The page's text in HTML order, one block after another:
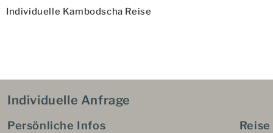
Beitrag
Individuelle Kambodscha Reise
Individuelle Anfrage
Persönliche Infos